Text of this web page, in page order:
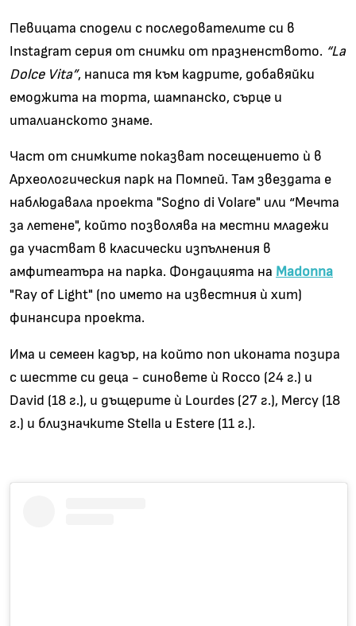
Певицата сподели с последователите си в
Instagram серия от снимки от празненството. “La
Dolce Vita”, написа тя към кадрите, добавяйки
емоджита на торта, шампанско, сърце и
италианското знаме.
Част от снимките показват посещението ѝ в
Археологическия парк на Помпей. Там звездата е
наблюдавала проекта "Sogno di Volare" или “Meчта
за летене", който позволява на местни младежи
да участват в класически изпълнения в
амфитеатъра на парка. Фондацията на Madonna
"Ray of Light" (по името на известния ѝ хит)
финансира проекта.
Има и семеен кадър, на който поп иконата позира
с шестте си деца - синовете ѝ Rocco (24 г.) и
David (18 г.), и дъщерите ѝ Lourdes (27 г.), Mercy (18
г.) и близначките Stella и Estere (11 г.).